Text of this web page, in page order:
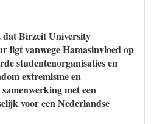
dat Birzeit University
ligt vanwege Hamasinvloed op
studentenorganisaties en
extremisme en
met een
voor een Nederlandse